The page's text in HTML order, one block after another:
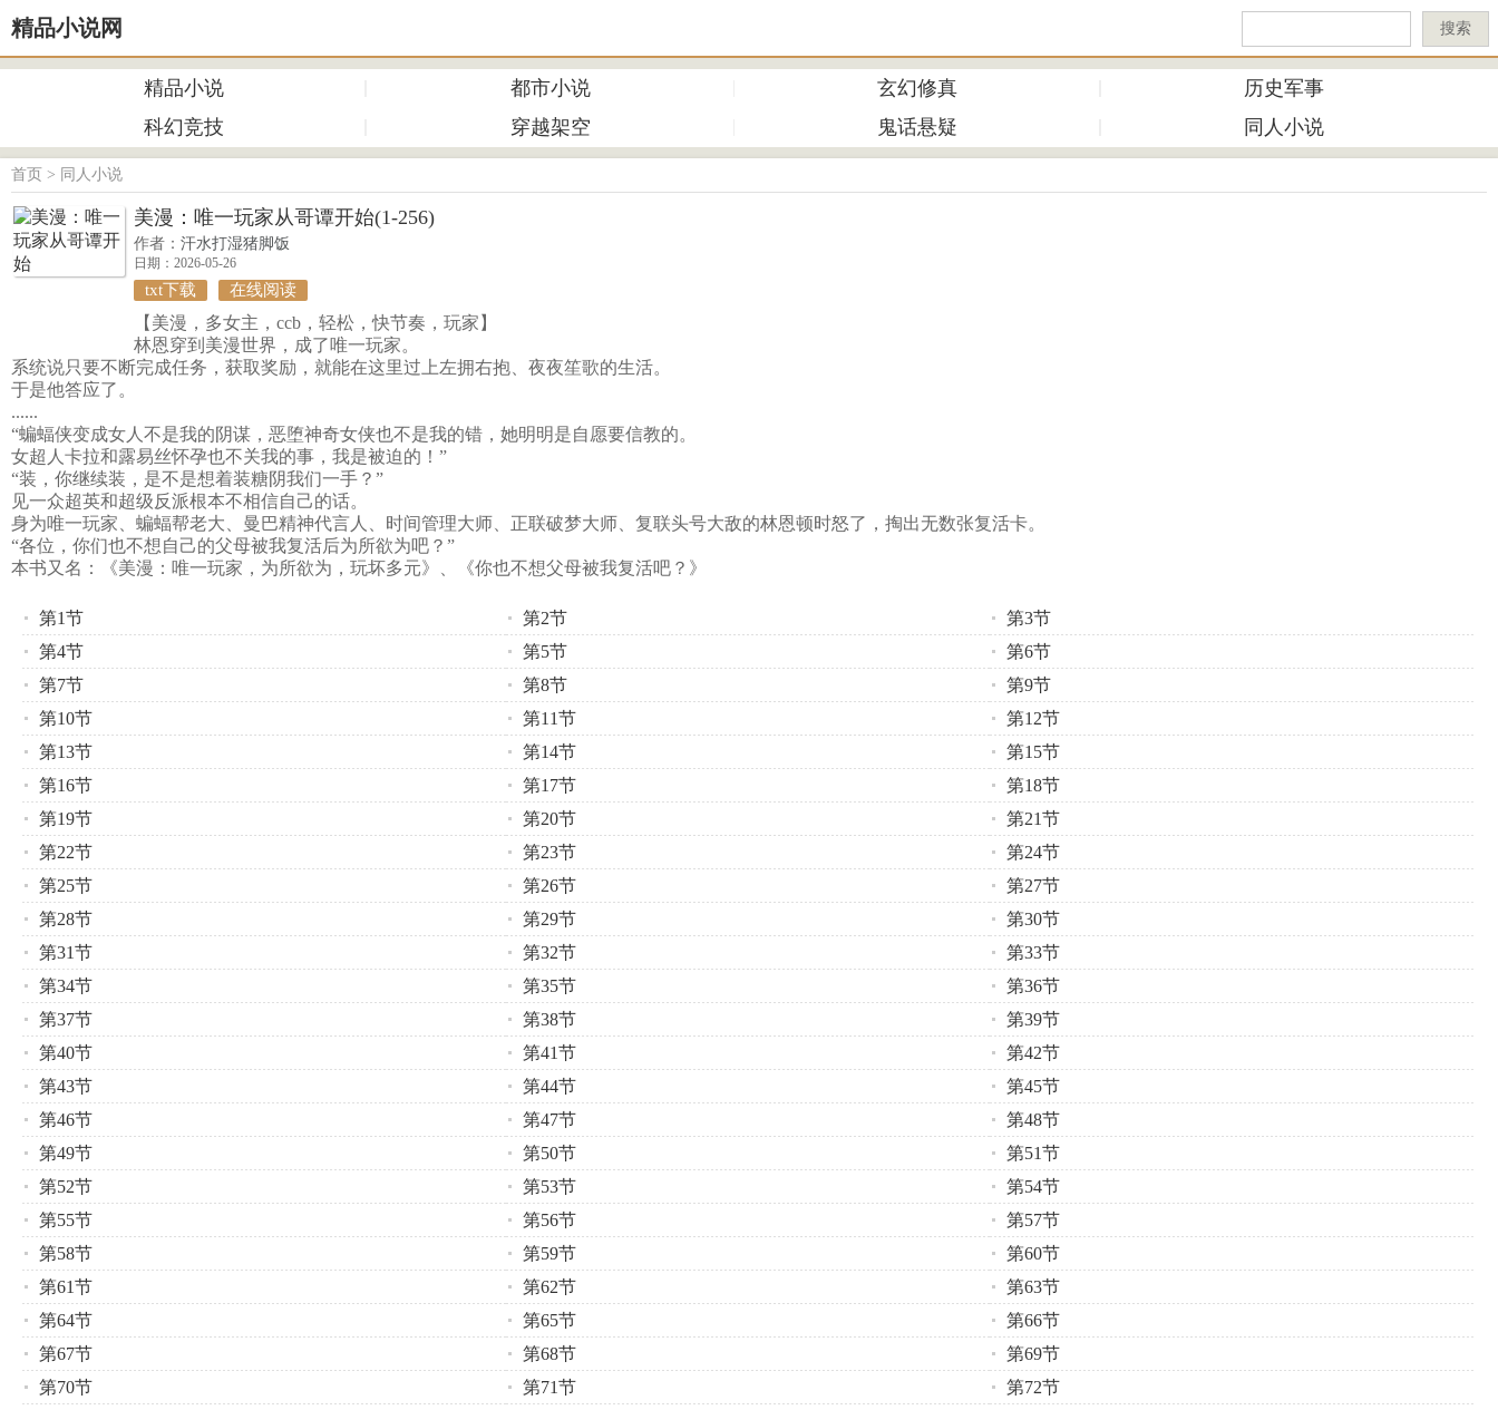
精品小说网 搜索
精品小说 都市小说 玄幻修真
历史军事
科幻竞技
穿越架空 鬼话悬疑 同人小说
首页 > 同人小说
美漫：唯一玩家从哥谭开始(1-256)
作者： 汗水打湿猪脚饭
日期：2026-05-26
txt下载 在线阅读
【美漫，多女主，ccb，轻松，快节奏，玩家】
林恩穿到美漫世界，成了唯一玩家。
系统说只要不断完成任务，获取奖励，就能在这里过上左拥右抱、夜夜笙歌的生活。
于是他答应了。
......
“蝙蝠侠变成女人不是我的阴谋，恶堕神奇女侠也不是我的错，她明明是自愿要信教的。
女超人卡拉和露易丝怀孕也不关我的事，我是被迫的！”
“装，你继续装，是不是想着装糖阴我们一手？”
见一众超英和超级反派根本不相信自己的话。
身为唯一玩家、蝙蝠帮老大、曼巴精神代言人、时间管理大师、正联破梦大师、复联头号大敌的林恩顿时怒了，掏出无数张复活卡。
“各位，你们也不想自己的父母被我复活后为所欲为吧？”
本书又名：《美漫：唯一玩家，为所欲为，玩坏多元》、《你也不想父母被我复活吧？》
第1节 第2节
第3节
第4节
第5节
第6节
第7节
第8节
第9节
第10节
第11节
第12节
第13节
第14节
第15节
第16节
第17节
第18节
第19节
第20节
第21节
第22节
第23节
第24节
第25节
第26节
第27节
第28节
第29节
第30节
第31节
第32节
第33节
第34节
第35节
第36节
第37节
第38节
第39节
第40节
第41节
第42节
第43节
第44节
第45节
第46节
第47节
第48节
第49节
第50节
第51节
第52节
第53节
第54节
第55节
第56节
第57节
第58节
第59节
第60节
第61节
第62节
第63节
第64节
第65节
第66节
第67节
第68节
第69节
第70节
第71节
第72节